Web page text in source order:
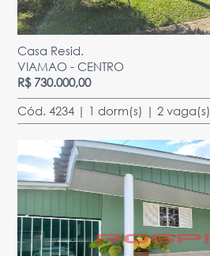
Casa Resid.
VIAMAO - CENTRO
R$ 730.000,00
Cód. 4234 | 1 dorm(s) | 2 vaga(s)